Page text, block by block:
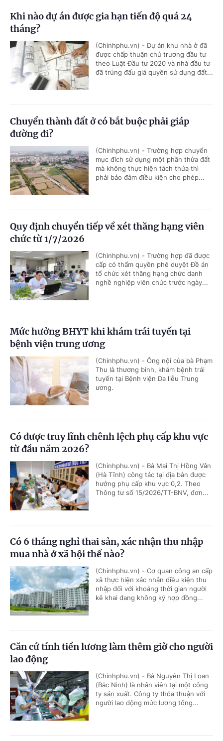
Khi nào dự án được gia hạn tiến độ quá 24
tháng?
(Chinhphu.vn) - Dự án khu nhà ở đã
được chấp thuận chủ trương đầu tư
theo Luật Đầu tư 2020 và nhà đầu tư
đã trúng đấu giá quyền sử dụng đất...
Chuyển thành đất ở có bắt buộc phải giáp
đường đi?
(Chinhphu.vn) - Trường hợp chuyển
mục đích sử dụng một phần thửa đất
mà không thực hiện tách thửa thì
phải bảo đảm điều kiện cho phép...
Quy định chuyển tiếp về xét thăng hạng viên
chức từ 1/7/2026
(Chinhphu.vn) - Trường hợp đã được
cấp có thẩm quyền phê duyệt Đề án
tổ chức xét thăng hạng chức danh
nghề nghiệp viên chức trước ngày...
Mức hưởng BHYT khi khám trái tuyến tại
bệnh viện trung ương
(Chinhphu.vn) - Ông nội của bà Phạm
Thu là thương binh, khám bệnh trái
tuyến tại Bệnh viện Da liễu Trung
ương.
Có được truy lĩnh chênh lệch phụ cấp khu vực
từ đầu năm 2026?
(Chinhphu.vn) - Bà Mai Thị Hồng Vân
(Hà Tĩnh) công tác tại địa bàn được
hưởng phụ cấp khu vực 0,2. Theo
Thông tư số 15/2026/TT-BNV, đơn...
Có 6 tháng nghỉ thai sản, xác nhận thu nhập
mua nhà ở xã hội thế nào?
(Chinhphu.vn) - Cơ quan công an cấp
xã thực hiện xác nhận điều kiện thu
nhập đối với khoảng thời gian người
kê khai đang không ký hợp đồng...
Căn cứ tính tiền lương làm thêm giờ cho người
lao động
(Chinhphu.vn) - Bà Nguyễn Thị Loan
(Bắc Ninh) là nhân viên tại một công
ty sản xuất. Công ty thỏa thuận với
người lao động mức lương tổng...